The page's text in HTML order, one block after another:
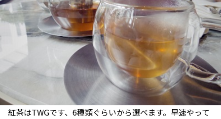
紅茶はTWGです、6種類ぐらいから選べます。早速やって